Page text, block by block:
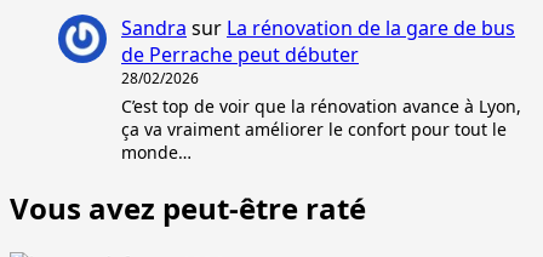
Sandra sur La rénovation de la gare de bus
de Perrache peut débuter
28/02/2026
C’est top de voir que la rénovation avance à Lyon,
ça va vraiment améliorer le confort pour tout le
monde…
Vous avez peut-être raté